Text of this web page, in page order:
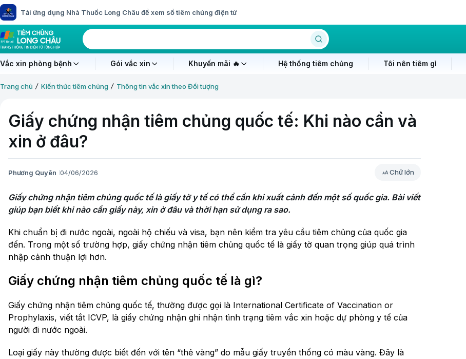
Tải ứng dụng Nhà Thuốc Long Châu để xem sổ tiêm chủng điện tử
Vắc xin phòng bệnh Gói vắc xin Khuyến mãi 🔥 Hệ thống tiêm chủng Tôi nên tiêm gì
Trang chủ Kiến thức tiêm chủng Thông tin vắc xin theo Đối tượng
Giấy chứng nhận tiêm chủng quốc tế: Khi nào cần và
xin ở đâu?
Phương Quyên 04/06/2026 Chữ lớn
Giấy chứng nhận tiêm chủng quốc tế là giấy tờ y tế có thể cần khi xuất cảnh đến một số quốc gia. Bài viết
giúp bạn biết khi nào cần giấy này, xin ở đâu và thời hạn sử dụng ra sao.
Khi chuẩn bị đi nước ngoài, ngoài hộ chiếu và visa, bạn nên kiểm tra yêu cầu tiêm chủng của quốc gia
đến. Trong một số trường hợp, giấy chứng nhận tiêm chủng quốc tế là giấy tờ quan trọng giúp quá trình
nhập cảnh thuận lợi hơn.
Giấy chứng nhận tiêm chủng quốc tế là gì?
Giấy chứng nhận tiêm chủng quốc tế, thường được gọi là International Certificate of Vaccination or
Prophylaxis, viết tắt ICVP, là giấy chứng nhận ghi nhận tình trạng tiêm vắc xin hoặc dự phòng y tế của
người đi nước ngoài.
Loại giấy này thường được biết đến với tên “thẻ vàng” do mẫu giấy truyền thống có màu vàng. Đây là